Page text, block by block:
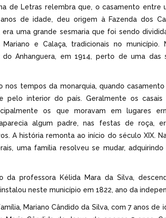
de Letras relembra que, o casamento entre
de idade, deu origem à Fazenda dos
uma grande sesmaria que foi sendo
e Calaça, tradicionais no município.
Anhanguera, em 1914, perto de uma das
nos tempos da monarquia, quando
pelo interior do país. Geralmente os casais
os que moravam em lugares
algum padre, nas festas de roça,
A história remonta ao início do século XIX.
uma família resolveu se mudar,
da professora Kélida Mara da Silva,
neste município em 1822, ano da
Mariano Cândido da Silva, com 7 anos de